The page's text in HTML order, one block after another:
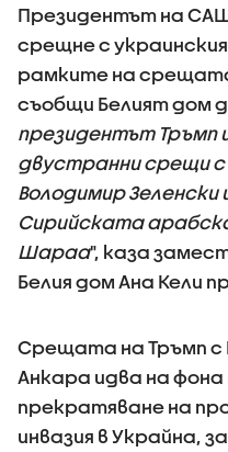
Президентът на
срещне с украинския
рамките на срещата
съобщи Белият дом
президентът Тръмп
двустранни срещи
Володимир Зеленски
Сирийската
Шараа", каза
Белия дом Ана Кели
Срещата на Тръмп с
Анкара идва на фона
прекратяване на
инвазия в Украйна,